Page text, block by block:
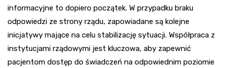
informacyjne to dopiero początek. W przypadku braku
odpowiedzi ze strony rządu, zapowiadane są kolejne
inicjatywy mające na celu stabilizację sytuacji. Współpraca z
instytucjami rządowymi jest kluczowa, aby zapewnić
pacjentom dostęp do świadczeń na odpowiednim poziomie